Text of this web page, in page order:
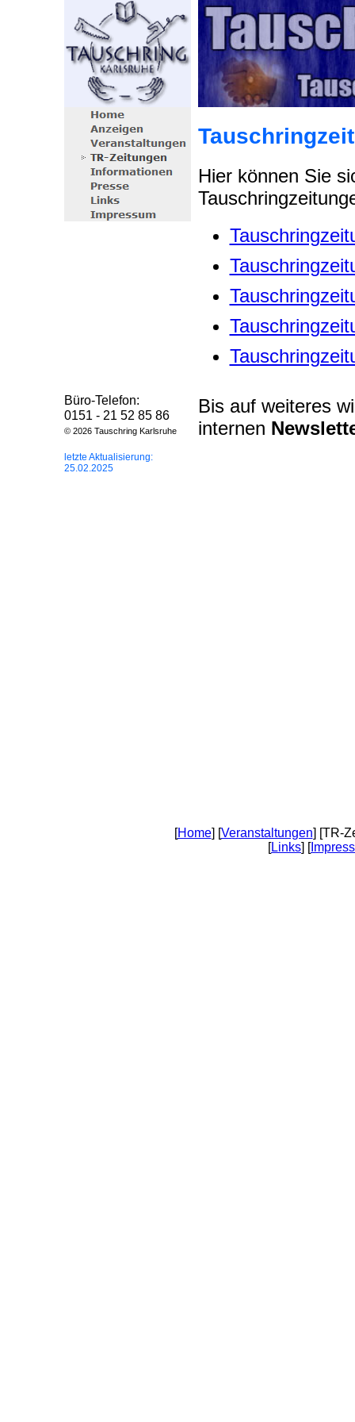
Büro-Telefon:
0151 - 21 52 85 86
© 2026 Tauschring Karlsruhe
letzte Aktualisierung:
25.02.2025
Hier können Sie
Bis auf weiteres
internen
[Home] [Veranstaltungen] [TR-
[Links] [